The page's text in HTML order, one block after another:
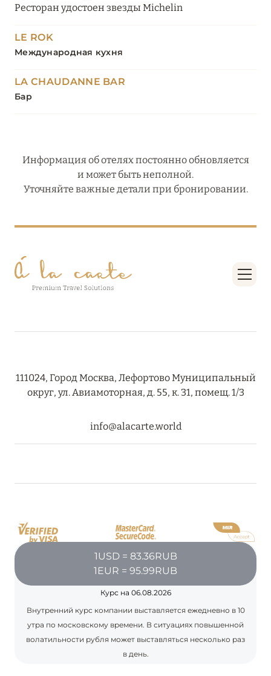
Ресторан удостоен звезды Michelin
LE ROK
Международная кухня
LA CHAUDANNE BAR
Бар
Информация об отелях постоянно обновляется
и может быть неполной.
Уточняйте важные детали при бронировании.
111024, Город Москва, Лефортово Муниципальный
округ, ул. Авиамоторная, д. 55, к. 31, помещ. 1/3
info@alacarte.world
1USD = 83.36RUB
1EUR = 95.99RUB
Курс на 06.08.2026
Внутренний курс компании выставляется ежедневно в 10
утра по московскому времени. В ситуациях повышенной
волатильности рубля может выставляться несколько раз
в день.